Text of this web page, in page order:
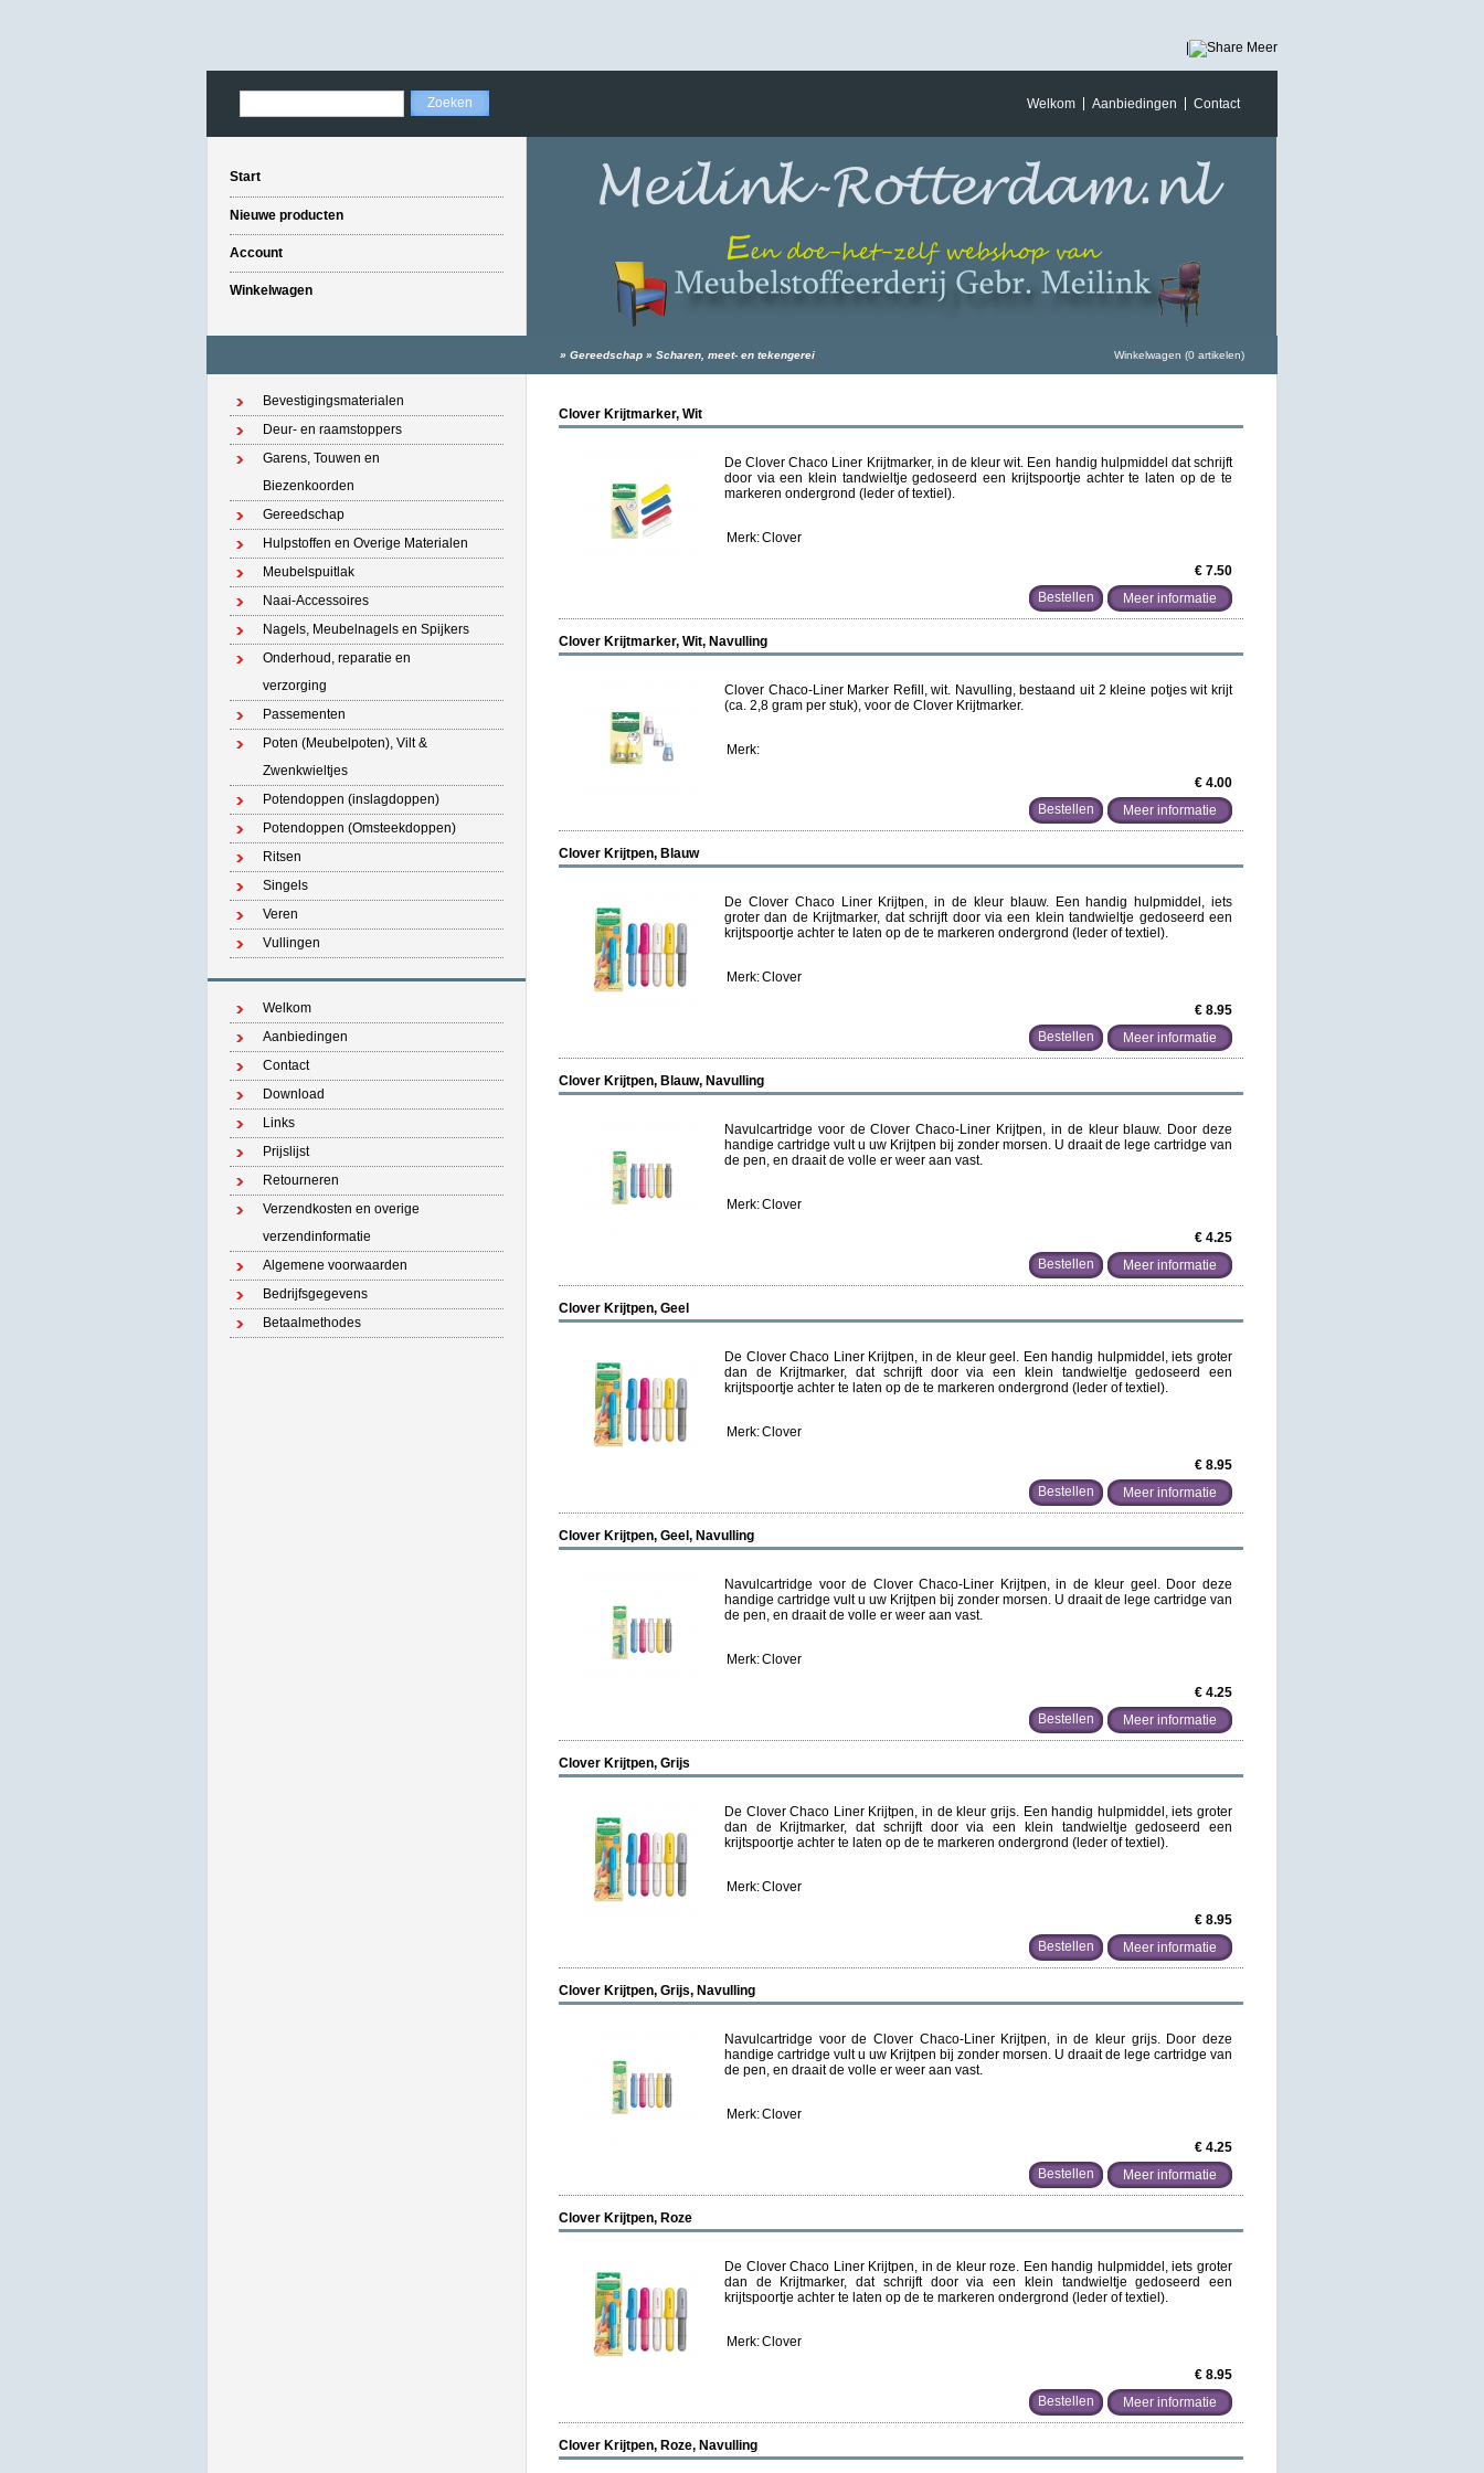
Meer
Welkom Aanbiedingen Contact
Start
Nieuwe producten
Account
Winkelwagen
» Gereedschap » Scharen, meet- en tekengerei Winkelwagen (0 artikelen)
Bevestigingsmaterialen
Deur- en raamstoppers
Garens, Touwen en
Biezenkoorden
Gereedschap
Hulpstoffen en Overige Materialen
Meubelspuitlak
Naai-Accessoires
Nagels, Meubelnagels en Spijkers
Onderhoud, reparatie en
verzorging
Passementen
Poten (Meubelpoten), Vilt &
Zwenkwieltjes
Potendoppen (inslagdoppen)
Potendoppen (Omsteekdoppen)
Ritsen
Singels
Veren
Vullingen
Welkom
Aanbiedingen
Contact
Download
Links
Prijslijst
Retourneren
Verzendkosten en overige
verzendinformatie
Algemene voorwaarden
Bedrijfsgegevens
Betaalmethodes
Clover Krijtmarker, Wit
De Clover Chaco Liner Krijtmarker, in de kleur wit. Een handig hulpmiddel dat schrijft
door via een klein tandwieltje gedoseerd een krijtspoortje achter te laten op de te
markeren ondergrond (leder of textiel).
Merk:Clover
€ 7.50
Meer informatie
Clover Krijtmarker, Wit, Navulling
Clover Chaco-Liner Marker Refill, wit. Navulling, bestaand uit 2 kleine potjes wit krijt
(ca. 2,8 gram per stuk), voor de Clover Krijtmarker.
Merk:
€ 4.00
Meer informatie
Clover Krijtpen, Blauw
De Clover Chaco Liner Krijtpen, in de kleur blauw. Een handig hulpmiddel, iets
groter dan de Krijtmarker, dat schrijft door via een klein tandwieltje gedoseerd een
krijtspoortje achter te laten op de te markeren ondergrond (leder of textiel).
Merk:Clover
€ 8.95
Meer informatie
Clover Krijtpen, Blauw, Navulling
Navulcartridge voor de Clover Chaco-Liner Krijtpen, in de kleur blauw. Door deze
handige cartridge vult u uw Krijtpen bij zonder morsen. U draait de lege cartridge van
de pen, en draait de volle er weer aan vast.
Merk:Clover
€ 4.25
Meer informatie
Clover Krijtpen, Geel
De Clover Chaco Liner Krijtpen, in de kleur geel. Een handig hulpmiddel, iets groter
dan de Krijtmarker, dat schrijft door via een klein tandwieltje gedoseerd een
krijtspoortje achter te laten op de te markeren ondergrond (leder of textiel).
Merk:Clover
€ 8.95
Meer informatie
Clover Krijtpen, Geel, Navulling
Navulcartridge voor de Clover Chaco-Liner Krijtpen, in de kleur geel. Door deze
handige cartridge vult u uw Krijtpen bij zonder morsen. U draait de lege cartridge van
de pen, en draait de volle er weer aan vast.
Merk:Clover
€ 4.25
Meer informatie
Clover Krijtpen, Grijs
De Clover Chaco Liner Krijtpen, in de kleur grijs. Een handig hulpmiddel, iets groter
dan de Krijtmarker, dat schrijft door via een klein tandwieltje gedoseerd een
krijtspoortje achter te laten op de te markeren ondergrond (leder of textiel).
Merk:Clover
€ 8.95
Meer informatie
Clover Krijtpen, Grijs, Navulling
Navulcartridge voor de Clover Chaco-Liner Krijtpen, in de kleur grijs. Door deze
handige cartridge vult u uw Krijtpen bij zonder morsen. U draait de lege cartridge van
de pen, en draait de volle er weer aan vast.
Merk:Clover
€ 4.25
Meer informatie
Clover Krijtpen, Roze
De Clover Chaco Liner Krijtpen, in de kleur roze. Een handig hulpmiddel, iets groter
dan de Krijtmarker, dat schrijft door via een klein tandwieltje gedoseerd een
krijtspoortje achter te laten op de te markeren ondergrond (leder of textiel).
Merk:Clover
€ 8.95
Meer informatie
Clover Krijtpen, Roze, Navulling